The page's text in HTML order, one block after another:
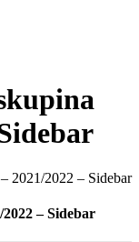
2021/2022 – Sidebar
– Sidebar